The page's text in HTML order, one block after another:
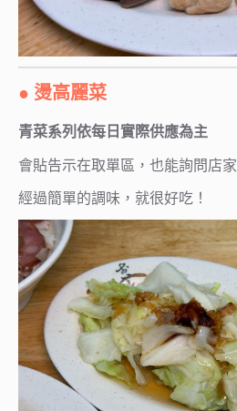
● 燙高麗菜
青菜系列依每日實際供應為主
會貼告示在取單區，也能詢問店家
經過簡單的調味，就很好吃！